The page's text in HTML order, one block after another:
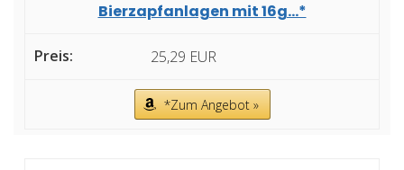
Bierzapfanlagen mit 16g...*
25,29 EUR
*Zum Angebot »